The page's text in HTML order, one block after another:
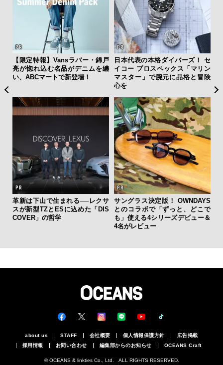
【限定特報】Vansラバー・錦戸
亮が惚れ込む名品がデニムを纏
い、ABCマートで新登場！
日本代表の本格ダイバーズ！ セ
イコー プロスペックス「マリン
マスター」で腕元に品格と冒険
心を
革新は下山で生まれる──レクサ
スが新型TZとESに込めた「DIS
COVER」の哲学
サングラス決定版！ OWNDAYS
とのコラボで「ずっと、どこで
も」使える4シリーズデビュー＆
4名がレビュー
y
about us STAFF 会社概要 個人情報保護方針
広告掲載
採用情報
お問い合わせ 編集部からのお知らせ OCEANS Craft
© OCEANS & linkties Co., Ltd. ALL RIGHTS RESERVED.